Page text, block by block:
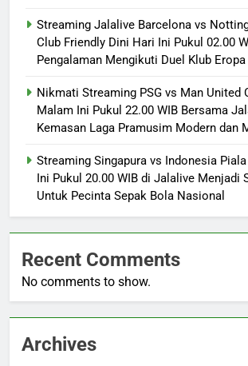
Streaming Jalalive Barcelona vs
Club Friendly Dini Hari Ini Pukul 02.00
Pengalaman Mengikuti Duel Klub
Nikmati Streaming PSG vs Man United
Malam Ini Pukul 22.00 WIB Bersama
Kemasan Laga Pramusim Modern dan
Streaming Singapura vs Indonesia
Ini Pukul 20.00 WIB di Jalalive Menjadi
Untuk Pecinta Sepak Bola Nasional
Recent Comments
No comments to show.
Archives